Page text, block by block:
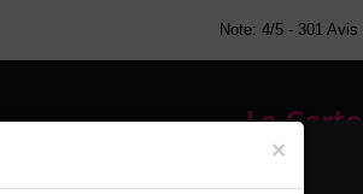
Note: 4/5 - 301 Avis
La Carte
×